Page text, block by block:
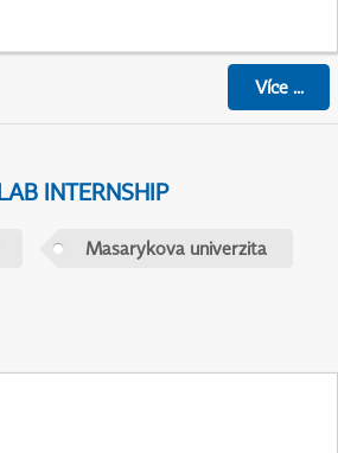
Více...
INTERNSHIP
Masarykova univerzita